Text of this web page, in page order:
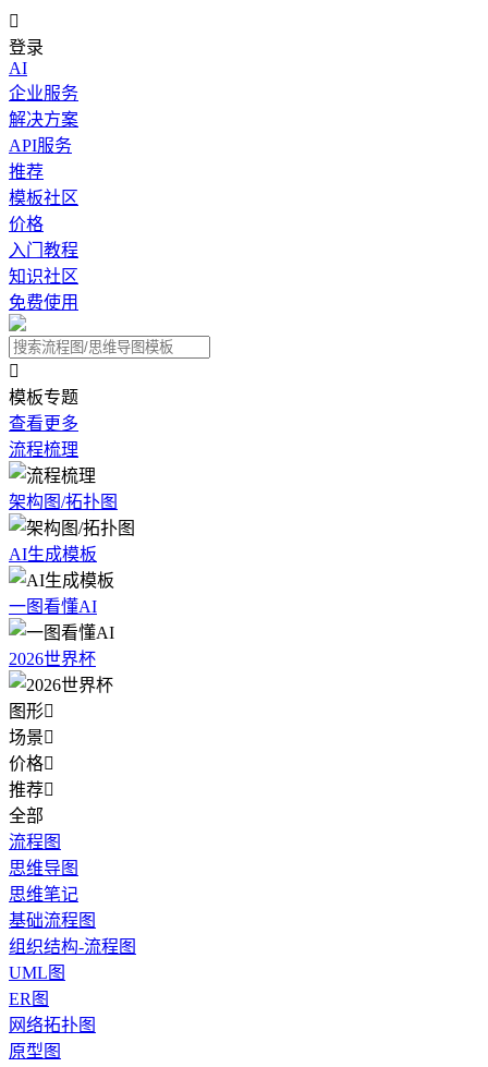

登录
AI
企业服务
解决方案
API服务
推荐
模板社区
价格
入门教程
知识社区
免费使用

模板专题
查看更多
流程梳理
架构图/拓扑图
AI生成模板
一图看懂AI
2026世界杯
图形
场景
价格
推荐
全部
流程图
思维导图
思维笔记
基础流程图
组织结构-流程图
UML图
ER图
网络拓扑图
原型图